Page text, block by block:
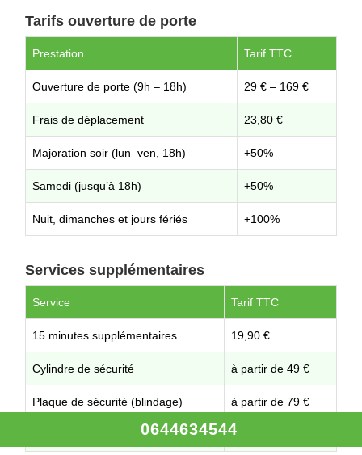
Tarifs ouverture de porte
Prestation Tarif TTC
Ouverture de porte (9h – 18h) 29 € – 169 €
Frais de déplacement 23,80 €
Majoration soir (lun–ven, 18h) +50%
Samedi (jusqu’à 18h) +50%
Nuit, dimanches et jours fériés +100%
Services supplémentaires
Service Tarif TTC
15 minutes supplémentaires 19,90 €
Cylindre de sécurité à partir de 49 €
Plaque de sécurité (blindage) à partir de 79 €
Sur demande
0644634544